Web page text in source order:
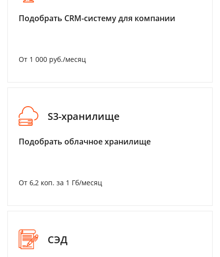
Подобрать CRM-систему для компании
От 1 000 руб./месяц
S3-хранилище
Подобрать облачное хранилище
От 6,2 коп. за 1 Гб/месяц
СЭД